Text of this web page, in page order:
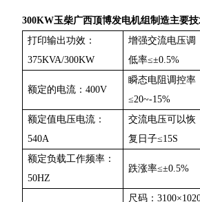
300KW玉柴广西顶博发电机组制造主要
打印输出功效：
375KVA/300KW
增强交流电压调
低率≤±0.5%
额定的电流：400V
瞬态电阻调控率
≤20~-15%
额定值电压电流：
540A
交流电压可以恢
复日子≤15S
额定负载工作频率：
50HZ
跌涨率≤±0.5%
尺码：